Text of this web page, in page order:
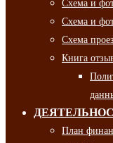
Схема и
Схема и
Схема
Книга
План